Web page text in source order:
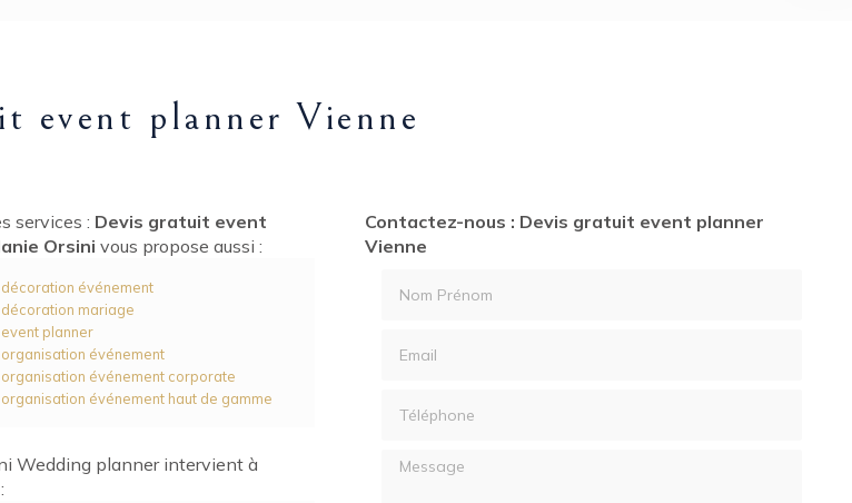
event planner Vienne
services : Devis gratuit event
Orsini vous propose aussi :
événement
mariage
planner
événement
événement corporate
événement haut de gamme
Wedding planner intervient à
Contactez-nous : Devis gratuit event planner
Vienne
Message